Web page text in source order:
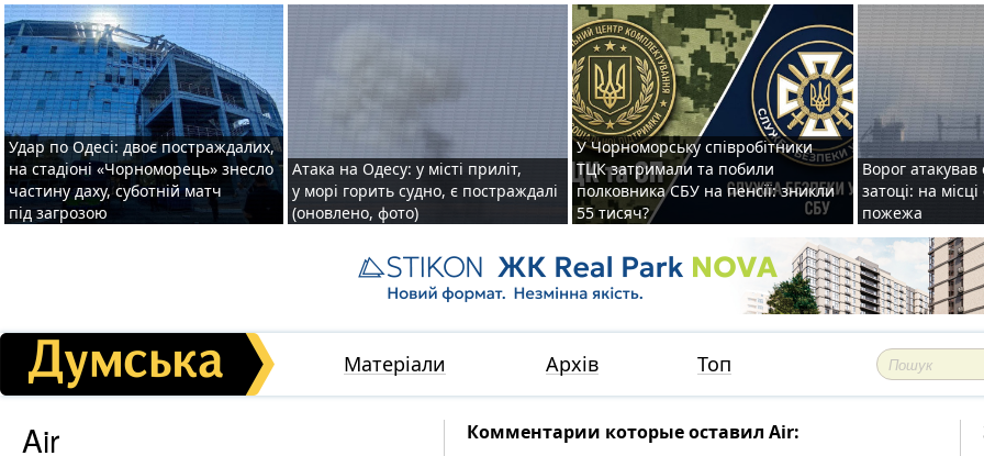
Удар по Одесі: двоє постраждалих,
на стадіоні «Чорноморець» знесло
частину даху, суботній матч
під загрозою
Атака на Одесу: у місті приліт,
у морі горить судно, є постраждалі
(оновлено, фото)
У Чорноморську співробітники
ТЦК затримали та побили
полковника СБУ на пенсії: зникли
55 тисяч?
Ворог атакував
затоці: на
пожежа
Матеріали Архів Топ
Air
Комментарии которые оставил Air: